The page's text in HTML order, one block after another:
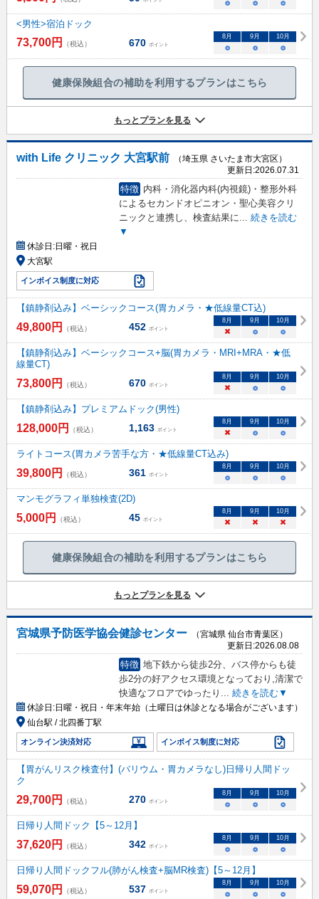
○ ○ ○
<男性>宿泊ドック
73,700円 （税込） 670 ポイント
8 月 9 月 10月
○ ○ ○
健康保険組合の補助を利用するプランはこちら
もっとプランを見る
with Life クリニック 大宮駅前
（埼玉県 さいたま市大宮区）
更新日:2026.07.31
特徴 内科・消化器内科(内視鏡)・整形外科
によるセカンドオピニオン・聖心美容クリ
ニックと連携し、検査結果に... 続きを読む
▼
休診日:日曜・祝日
大宮駅
インボイス制度に対応
【鎮静剤込み】ベーシックコース(胃カメラ・★低線量CT込)
49,800円 （税込） 452 ポイント
8月 9月 10月
× ○ ○
【鎮静剤込み】ベーシックコース+脳(胃カメラ・MRI+MRA・★低
線量CT)
73,800円 （税込） 670 ポイント
8月 9月 10月
× ○ ○
【鎮静剤込み】プレミアムドック(男性)
128,000円 （税込） 1,163 ポイント
8月 9月 10月
× ○ ○
ライトコース(胃カメラ苦手な方・★低線量CT込み)
39,800円 （税込） 361 ポイント
8月 9月 10月
○ ○ ○
マンモグラフィ単独検査(2D)
5,000円 （税込） 45 ポイント
8月 9月 10月
× × ×
健康保険組合の補助を利用するプランはこちら
もっとプランを見る
宮城県予防医学協会健診センター
（宮城県 仙台市青葉区）
更新日:2026.08.08
特徴 地下鉄から徒歩2分、バス停からも徒
歩2分の好アクセス環境となっており,清潔で
快適なフロアでゆったり ... 続きを読む▼
休診日:日曜・祝日・年末年始（土曜日は休診となる場合がございます）
仙台駅 / 北四番丁駅
オンライン決済対応 インボイス制度に対応
【胃がんリスク検査付】(バリウム・胃カメラなし)日帰り人間ドッ
ク
29,700円 （税込） 270 ポイント
8月 9月 10月
○ ○ ○
日帰り人間ドック【5～12月】
37,620円 （税込） 342 ポイント
8月 9月 10月
○ ○ ○
日帰り人間ドックフル(肺がん検査+脳MR検査)【5～12月】
59,070円 （税込） 537 ポイント
8月 9月 10月
○ ○ ○